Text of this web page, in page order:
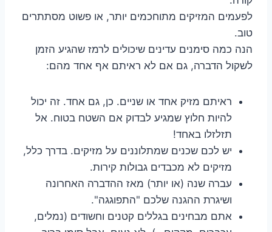
לפעמים המזיקים מתוחכמים יותר, או פשוט מסתתרים
טוב.
הנה כמה סימנים עדינים שיכולים לרמז שהגיע הזמן
לשקול הדברה, גם אם לא ראיתם אף אחד מהם:
ראיתם מזיק אחד או שניים. כן, גם אחד. זה יכול
להיות חלוץ שמגיע לבדוק אם השטח בטוח. אל
תזלזלו באחד!
יש לכם שכנים שמתלוננים על מזיקים. בדרך כלל,
מזיקים לא מכבדים גבולות קירות.
עברה שנה (או יותר) מאז ההדברה האחרונה
ושיגרת ההגנה שלכם "התפוגגה".
אתם מבחינים בגללים קטנים וחשודים (נמלים,